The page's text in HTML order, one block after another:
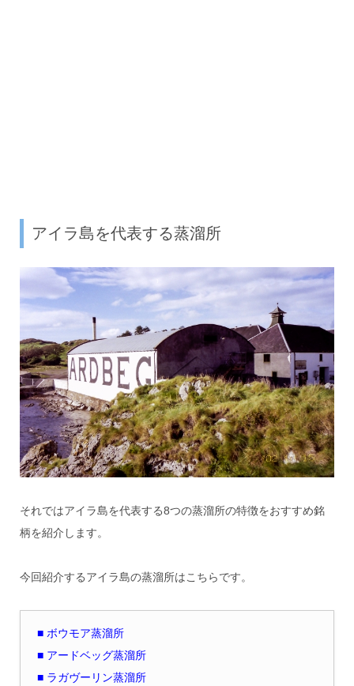
アイラ島を代表する蒸溜所
それではアイラ島を代表する8つの蒸溜所の特徴をおすすめ銘
柄を紹介します。
今回紹介するアイラ島の蒸溜所はこちらです。
■ ボウモア蒸溜所
■ アードベッグ蒸溜所
■ ラガヴーリン蒸溜所